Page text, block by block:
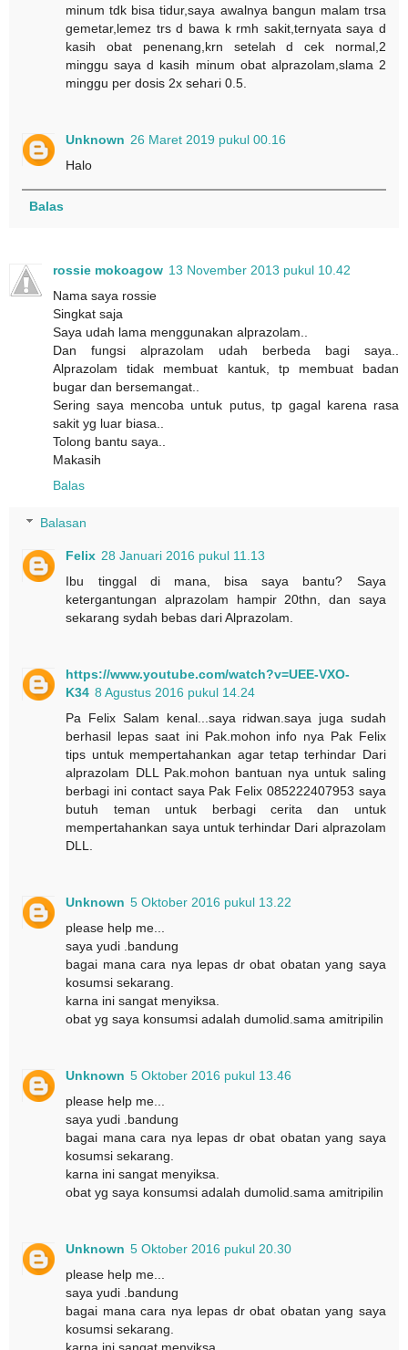
minum tdk bisa tidur,saya awalnya bangun malam trsa
gemetar,lemez trs d bawa k rmh sakit,ternyata saya d
kasih obat penenang,krn setelah d cek normal,2
minggu saya d kasih minum obat alprazolam,slama 2
minggu per dosis 2x sehari 0.5.
Unknown 26 Maret 2019 pukul 00.16
Halo
Balas
rossie mokoagow 13 November 2013 pukul 10.42
Nama saya rossie
Singkat saja
Saya udah lama menggunakan alprazolam..
Dan fungsi alprazolam udah berbeda bagi saya..
Alprazolam tidak membuat kantuk, tp membuat badan
bugar dan bersemangat..
Sering saya mencoba untuk putus, tp gagal karena rasa
sakit yg luar biasa..
Tolong bantu saya..
Makasih
Balas
Balasan
Felix 28 Januari 2016 pukul 11.13
Ibu tinggal di mana, bisa saya bantu? Saya
ketergantungan alprazolam hampir 20thn, dan saya
sekarang sydah bebas dari Alprazolam.
https://www.youtube.com/watch?v=UEE-VXO-
K34 8 Agustus 2016 pukul 14.24
Pa Felix Salam kenal...saya ridwan.saya juga sudah
berhasil lepas saat ini Pak.mohon info nya Pak Felix
tips untuk mempertahankan agar tetap terhindar Dari
alprazolam DLL Pak.mohon bantuan nya untuk saling
berbagi ini contact saya Pak Felix 085222407953 saya
butuh teman untuk berbagi cerita dan untuk
mempertahankan saya untuk terhindar Dari alprazolam
DLL.
Unknown 5 Oktober 2016 pukul 13.22
please help me...
saya yudi .bandung
bagai mana cara nya lepas dr obat obatan yang saya
kosumsi sekarang.
karna ini sangat menyiksa.
obat yg saya konsumsi adalah dumolid.sama amitripilin
Unknown 5 Oktober 2016 pukul 13.46
please help me...
saya yudi .bandung
bagai mana cara nya lepas dr obat obatan yang saya
kosumsi sekarang.
karna ini sangat menyiksa.
obat yg saya konsumsi adalah dumolid.sama amitripilin
Unknown 5 Oktober 2016 pukul 20.30
please help me...
saya yudi .bandung
bagai mana cara nya lepas dr obat obatan yang saya
kosumsi sekarang.